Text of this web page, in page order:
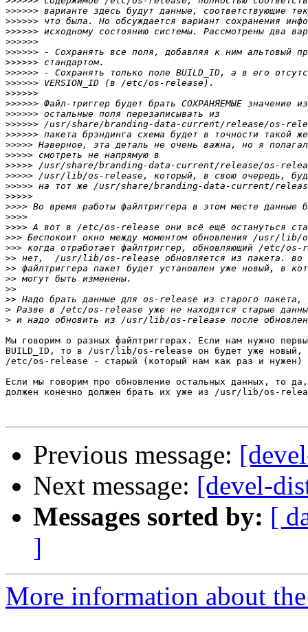
>>>>>>
>>>>>>
>>>>>>
>>>>>>
>>>>>>
>>>>>>
>>>>>>
>>>>>>
>>>>>>
>>>>>>
>>>>>>
>>>>>>
>>>>>>
>>>>>
>>>>>
>>>>>
>>>>>
>>>>>
>>>>>
>>>>
>>>>
>>>>
>>>
>>>
>>
>>
>>
>>
>>
>
>
Мы говорим о разных файлтриггерах. Если нам нужно
BUILD_ID, то в /usr/lib/os-release он будет уже
/etc/os-release - старый (который нам как раз и нужен)
Если мы говорим про обновление остальных данных, то
должен конечно должен брать их уже из /usr/lib/os-
Previous message:
Next message: [devel-
Messages sorted by: [
]
More information about